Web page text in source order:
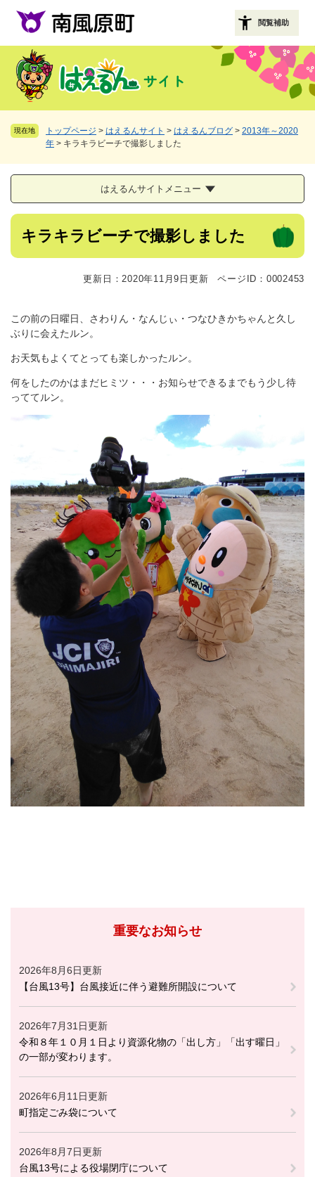
す
閲覧補助
現在地 トップページ > はえるんサイト > はえるんブログ > 2013年～2020
年 > キラキラビーチで撮影しました
はえるんサイトメニュー
本
キラキラビーチで撮影しました
更新日：2020年11月9日更新 ページID：0002453
この前の日曜日、さわりん・なんじぃ・つなひきかちゃんと久し
ぶりに会えたルン。
お天気もよくてとっても楽しかったルン。
何をしたのかはまだヒミツ・・・お知らせできるまでもう少し待
っててルン。
重要なお知らせ
2026年8月6日更新
【台風13号】台風接近に伴う避難所開設について
2026年7月31日更新
令和８年１０月１日より資源化物の「出し方」「出す曜日」
の一部が変わります。
2026年6月11日更新
町指定ごみ袋について
2026年8月7日更新
台風13号による役場閉庁について